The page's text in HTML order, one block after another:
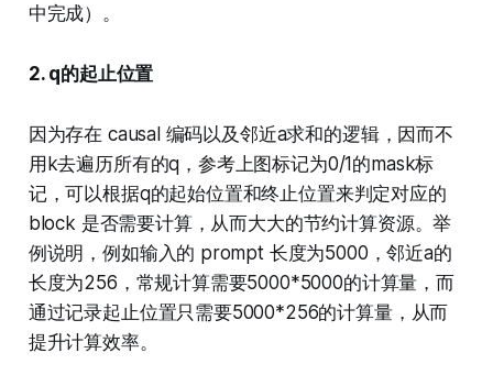
中完成）。
2. q的起止位置
因为存在 causal 编码以及邻近a求和的逻辑，因而不
用k去遍历所有的q，参考上图标记为0/1的mask标
记，可以根据q的起始位置和终止位置来判定对应的
block 是否需要计算，从而大大的节约计算资源。举
例说明，例如输入的 prompt 长度为5000，邻近a的
长度为256，常规计算需要5000*5000的计算量，而
通过记录起止位置只需要5000*256的计算量，从而
提升计算效率。